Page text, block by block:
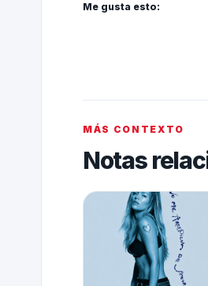
Me gusta esto:
MÁS CONTEXTO
Notas